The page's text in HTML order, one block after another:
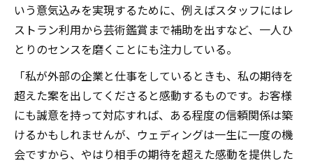
いう意気込みを実現するために、例えばスタッフにはレ
ストラン利用から芸術鑑賞まで補助を出すなど、一人ひ
とりのセンスを磨くことにも注力している。
「私が外部の企業と仕事をしているときも、私の期待を
超えた案を出してくださると感動するものです。お客様
にも誠意を持って対応すれば、ある程度の信頼関係は築
けるかもしれませんが、ウェディングは一生に一度の機
会ですから、やはり相手の期待を超えた感動を提供した